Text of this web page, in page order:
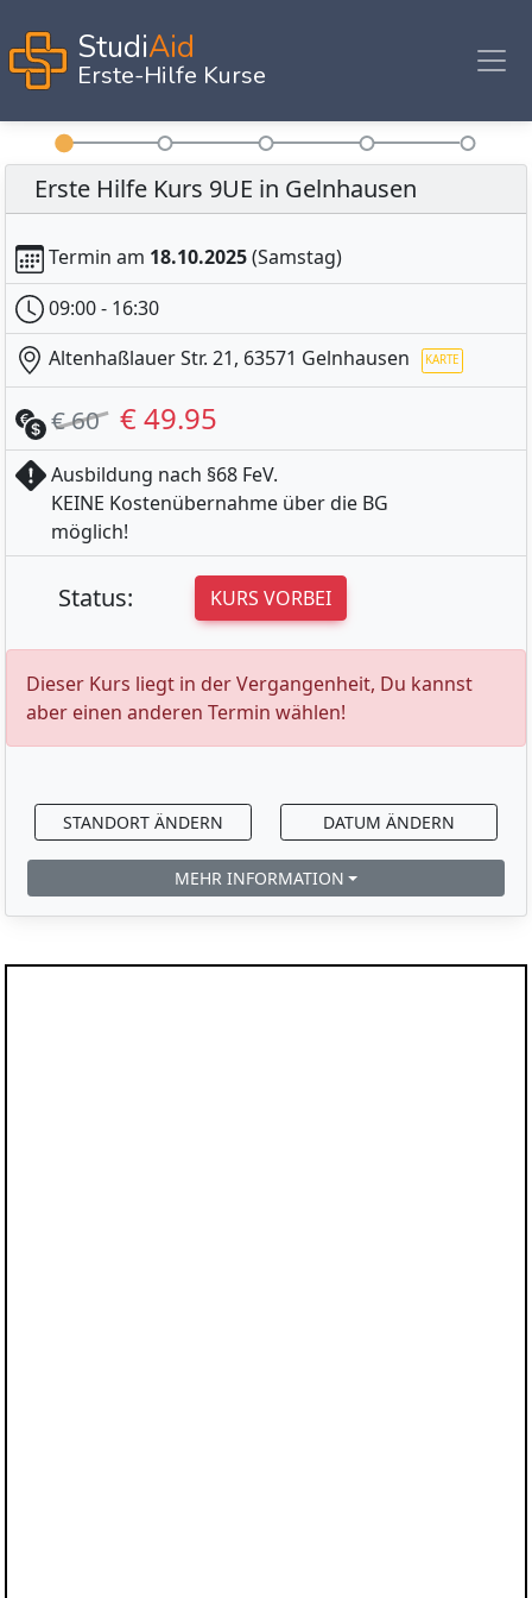
StudiAid
Erste-Hilfe Kurse
Erste Hilfe Kurs 9UE in Gelnhausen
Termin am 18.10.2025(Samstag)
09:00 - 16:30
Altenhaßlauer Str. 21, 63571 Gelnhausen
€ 60 € 49.95
Ausbildung nach §68 FeV.
KEINE Kostenübernahme über die BG
möglich!
Status: KURS VORBEI
Dieser Kurs liegt in der Vergangenheit, Du kannst
aber einen anderen Termin wählen!
STANDORT ÄNDERN DATUM ÄNDERN
MEHR INFORMATION